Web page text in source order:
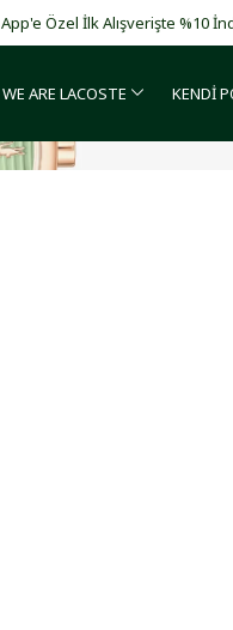
Garanti BBVA ve Bonus kartlarda
WE ARE LACOSTE KENDİ